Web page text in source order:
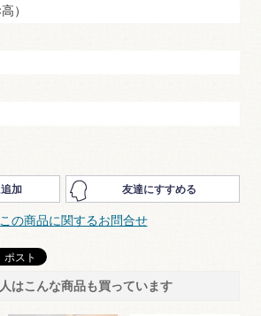
）
加 友達にすすめる
この商品に関するお問合せ
はこんな商品も買っています